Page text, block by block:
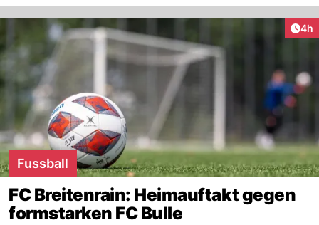
4h
Fussball
FC Breitenrain: Heimauftakt gegen
formstarken FC Bulle